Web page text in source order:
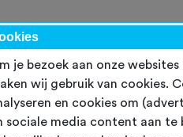
je bezoek aan onze
wij gebruik van cookies.
en cookies om
sociale media content aan te